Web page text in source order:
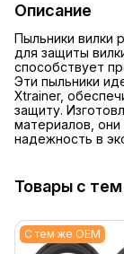
Описание
Пыльники вилки
для защиты
способствует
Эти пыльники
Xtrainer,
защиту.
материалов, они
надежность в
Товары с
С тем же OEM